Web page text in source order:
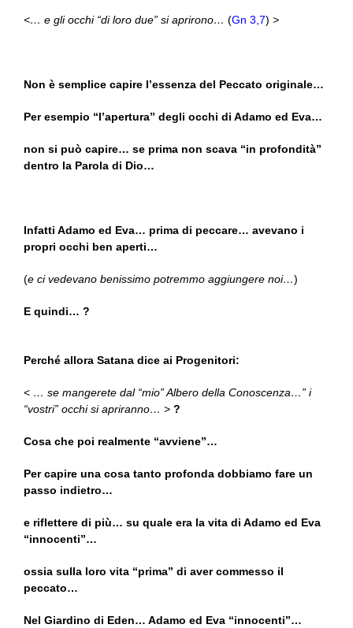
<… e gli occhi “di loro due” si aprirono… (Gn 3,7) >
Non è semplice capire l’essenza del Peccato originale…
Per esempio “l’apertura” degli occhi di Adamo ed Eva…
non si può capire… se prima non scava “in profondità”
dentro la Parola di Dio…
Infatti Adamo ed Eva… prima di peccare… avevano i
propri occhi ben aperti…
(e ci vedevano benissimo potremmo aggiungere noi…)
E quindi… ?
Perché allora Satana dice ai Progenitori:
< … se mangerete dal “mio” Albero della Conoscenza…” i
“vostri” occhi si apriranno… > ?
Cosa che poi realmente “avviene”…
Per capire una cosa tanto profonda dobbiamo fare un
passo indietro…
e riflettere di più… su quale era la vita di Adamo ed Eva
“innocenti”…
ossia sulla loro vita “prima” di aver commesso il
peccato…
Nel Giardino di Eden… Adamo ed Eva “innocenti”…